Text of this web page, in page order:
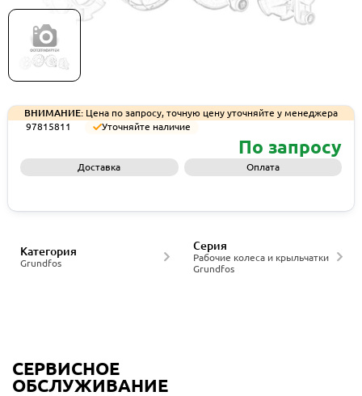
ВНИМАНИЕ: Цена по запросу, точную цену уточняйте у менеджера
97815811
Уточняйте наличие
По запросу
Доставка Оплата
Grundfos
Категория
Рабочие колеса и крыльчатки
Grundfos
Серия
СЕРВИСНОЕ
ОБСЛУЖИВАНИЕ